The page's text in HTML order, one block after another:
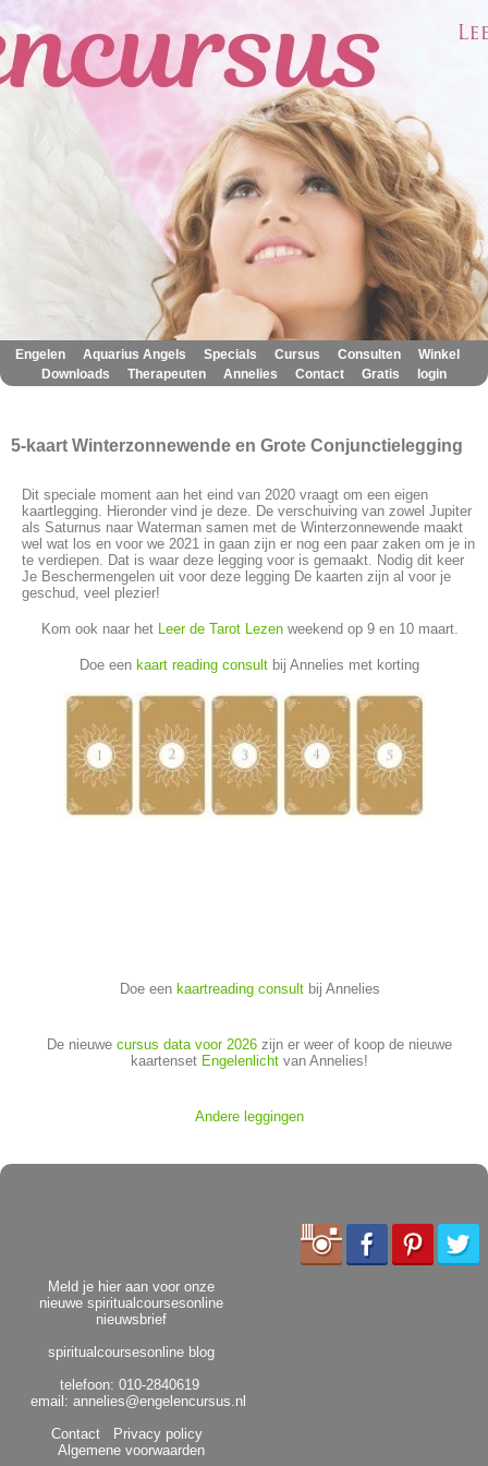
Engelen Aquarius Angels Specials Cursus Consulten Winkel
Downloads Therapeuten Annelies Contact Gratis login
5-kaart Winterzonnewende en Grote Conjunctielegging
Dit speciale moment aan het eind van 2020 vraagt om een eigen
kaartlegging. Hieronder vind je deze. De verschuiving van zowel Jupiter
als Saturnus naar Waterman samen met de Winterzonnewende maakt
wel wat los en voor we 2021 in gaan zijn er nog een paar zaken om je in
te verdiepen. Dat is waar deze legging voor is gemaakt. Nodig dit keer
Je Beschermengelen uit voor deze legging De kaarten zijn al voor je
geschud, veel plezier!
Kom ook naar het Leer de Tarot Lezenweekend op 9 en 10 maart.
Doe een kaart reading consult bij Annelies met korting
Doe een kaartreading consultbij Annelies
De nieuwe cursus data voor 2026 zijn er weer of koop de nieuwe
kaartenset Engelenlicht van Annelies!
Andere leggingen
Meld je hier aan voor onze
nieuwe spiritualcoursesonline
nieuwsbrief
spiritualcoursesonline blog
telefoon: 010-2840619
email: annelies@engelencursus.nl
Contact
Privacy policy
Algemene voorwaarden